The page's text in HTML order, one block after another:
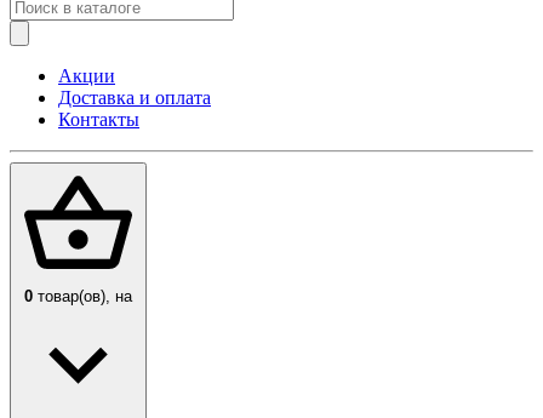
Акции
Доставка и оплата
Контакты
0 товар(ов), на